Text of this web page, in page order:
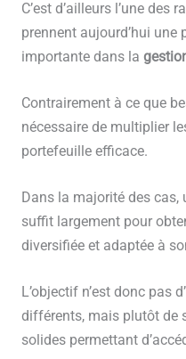
C’est d’ailleurs l’une des
prennent aujourd’hui une
importante dans la
Contrairement à ce que
nécessaire de multiplier
portefeuille efficace.
Dans la majorité des cas,
suffit largement pour
diversifiée et adaptée à
L’objectif n’est donc pas
différents, mais plutôt de
solides permettant